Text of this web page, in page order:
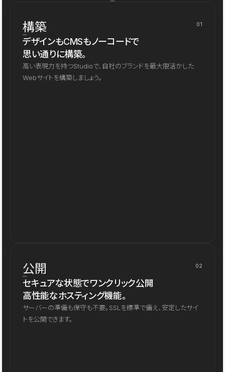
構築 01
デザインもCMSもノーコードで
思い通りに構築。
高い表現力を持つStudioで、自社のブランドを最大限活かした
Webサイトを構築しましょう。
公開 02
セキュアな状態でワンクリック公開
高性能なホスティング機能。
サーバーの準備も保守も不要。SSLを標準で備え、安定したサイ
トを公開できます。